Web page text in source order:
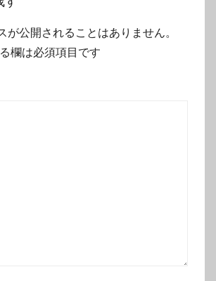
が公開されることはありません。
欄は必須項目です